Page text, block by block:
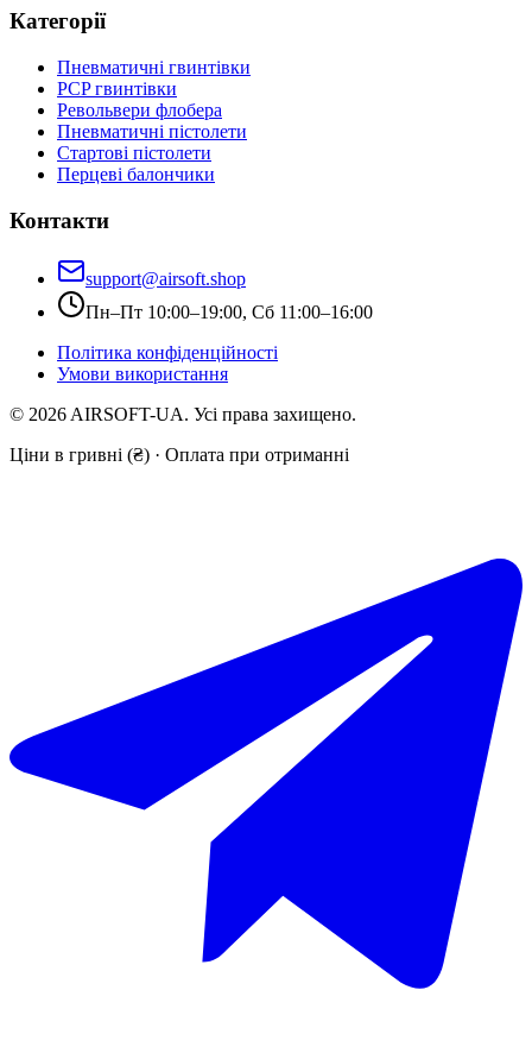
Категорії
Пневматичні гвинтівки
PCP гвинтівки
Револьвери флобера
Пневматичні пістолети
Стартові пістолети
Перцеві балончики
Контакти
support@airsoft.shop
Пн–Пт 10:00–19:00, Сб 11:00–16:00
Політика конфіденційності
Умови використання
© 2026 AIRSOFT-UA. Усі права захищено.
Ціни в гривні (₴) · Оплата при отриманні